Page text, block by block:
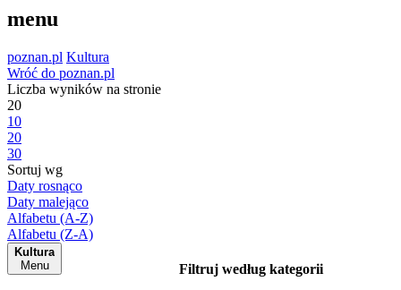
menu
poznan.pl Kultura
Wróć do poznan.pl
Liczba wyników na stronie
20
10
20
30
Sortuj wg
Daty rosnąco
Daty malejąco
Alfabetu (A-Z)
Alfabetu (Z-A)
Kultura
Menu
Filtruj według kategorii